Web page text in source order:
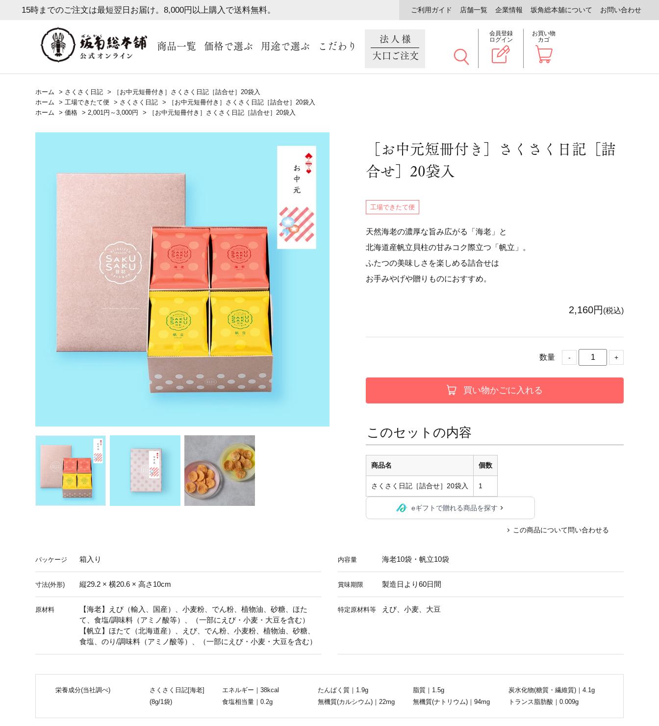
15時までのご注文は最短翌日お届け。8,000円以上購入で送料無料。 ご利用ガイド 店舗一覧 企業情報 坂角総本舖について お問い合わせ
商品一覧 価格で選ぶ 用途で選ぶ こだわり
法人様
大口ご注文
会員登録
ログイン
お買い物
カゴ
ホーム > さくさく日記 >
［お中元短冊付き］さくさく日記［詰合せ］20袋入
ホーム
> 工場できたて便 > さくさく日記 >
［お中元短冊付き］さくさく日記［詰合せ］20袋入
ホーム
> 価格 > 2,001円～3,000円 > ［お中元短冊付き］さくさく日記［詰合せ］20袋入
［お中元短冊付き］さくさく日記［詰
合せ］20袋入
工場できたて便
天然海老の濃厚な旨み広がる「海老」と
北海道産帆立貝柱の甘みコク際立つ「帆立」。
ふたつの美味しさを楽しめる詰合せは
お手みやげや贈りものにおすすめ。
2,160円 (税込)
数量 - +
買い物かごに入れる
このセットの内容
商品名 個数
さくさく日記［詰合せ］20袋入 1
eギフトで贈れる商品を探す
この商品について問い合わせる
パッケージ 箱入り 内容量 海老10袋・帆立10袋
寸法(外形) 縦29.2 × 横20.6 × 高さ10cm 賞味期限 製造日より60日間
原材料
【海老】えび（輸入、国産）、小麦粉、でん粉、植物油、砂糖、ほた
て、食塩/調味料（アミノ酸等）、（一部にえび・小麦・大豆を含む）
【帆立】ほたて（北海道産）、えび、でん粉、小麦粉、植物油、砂糖、
食塩、のり/調味料（アミノ酸等）、（一部にえび・小麦・大豆を含む）
特定原材料等 えび、小麦、大豆
栄養成分(当社調べ)
さくさく日記[海老]
(8g/1袋)
エネルギー｜38kcal たんぱく質｜1.9g 脂質｜1.5g
炭水化物(糖質・繊維質)｜4.1g
食塩相当量｜0.2g
無機質(カルシウム)｜22mg 無機質(ナトリウム)｜94mg トランス脂肪酸｜0.009g